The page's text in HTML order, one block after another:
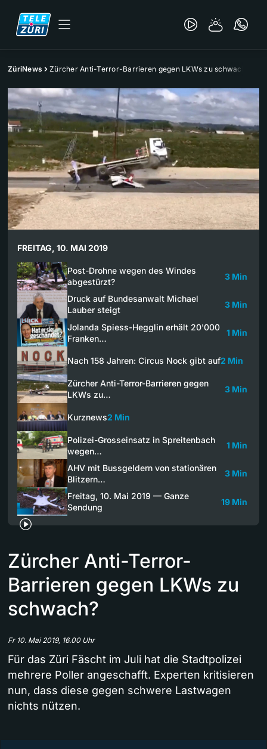
ZüriNews Zürcher Anti-Terror-Barrieren gegen LKWs zu schwach?
FREITAG, 10. MAI 2019
Post-Drohne wegen des Windes
abgestürzt?
3 Min
Druck auf Bundesanwalt Michael
Lauber steigt
3 Min
Jolanda Spiess-Hegglin erhält 20'000
Franken…
1 Min
Nach 158 Jahren: Circus Nock gibt auf2 Min
Zürcher Anti-Terror-Barrieren gegen
LKWs zu…
3 Min
Kurznews2 Min
Polizei-Grosseinsatz in Spreitenbach
wegen…
1 Min
AHV mit Bussgeldern von stationären
Blitzern…
3 Min
Freitag, 10. Mai 2019 — Ganze
Sendung
19 Min
Zürcher Anti-Terror-
Barrieren gegen LKWs zu
schwach?
Fr 10. Mai 2019, 16.00 Uhr
Für das Züri Fäscht im Juli hat die Stadtpolizei
mehrere Poller angeschafft. Experten kritisieren
nun, dass diese gegen schwere Lastwagen
nichts nützen.